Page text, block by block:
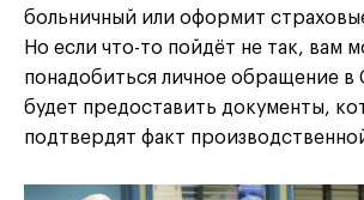
больничный или оформит
Но если что-то пойдёт не так, вам
понадобиться личное обращение
будет предоставить документы,
подтвердят факт